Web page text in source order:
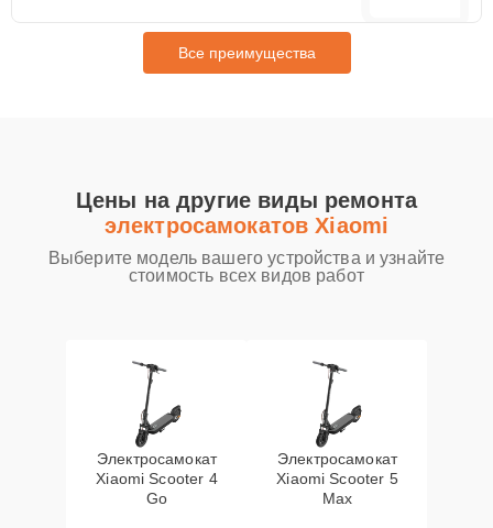
Все преимущества
Цены на другие виды ремонта
электросамокатов Xiaomi
Выберите модель вашего устройства и узнайте
стоимость всех видов работ
Электросамокат
Xiaomi Scooter 4
Go
Электросамокат
Xiaomi Scooter 5
Max